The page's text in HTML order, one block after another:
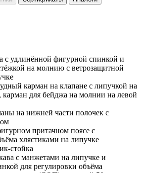
с удлинённой фигурной спинкой и
на молнию с ветрозащитной
карман на клапане с липучкой на
карман для бейджа на молнии на левой
на нижней части полочек с
притачном поясе с
хлястиками на липучке
стойка
с манжетами на липучке и
для регулировки объёма